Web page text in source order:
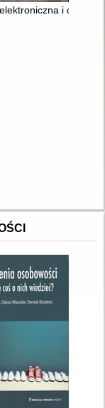
na pokolenie
i